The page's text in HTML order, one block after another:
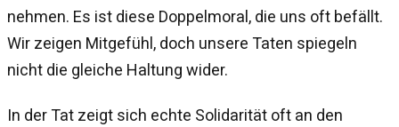
nehmen. Es ist diese Doppelmoral, die uns oft befällt.
Wir zeigen Mitgefühl, doch unsere Taten spiegeln
nicht die gleiche Haltung wider.
In der Tat zeigt sich echte Solidarität oft an den